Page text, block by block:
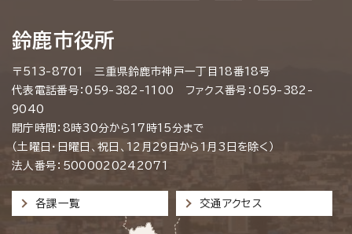
鈴鹿市役所
〒513-8701 三重県鈴鹿市神戸一丁目18番18号
代表電話番号：059-382-1100 ファクス番号：059-382-
9040
開庁時間：8時30分から17時15分まで
（土曜日・日曜日、祝日、12月29日から1月3日を除く）
法人番号：5000020242071
各課一覧 交通アクセス